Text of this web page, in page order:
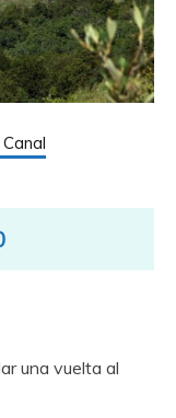
una vuelta al